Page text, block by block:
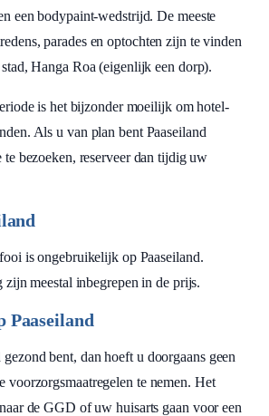
een bodypaint-wedstrijd. De meeste
parades en optochten zijn te vinden
Hanga Roa (eigenlijk een dorp).
is het bijzonder moeilijk om hotel-
Als u van plan bent Paaseiland
te bezoeken, reserveer dan tijdig uw
is ongebruikelijk op Paaseiland.
zijn meestal inbegrepen in de prijs.
Paaseiland
bent, dan hoeft u doorgaans geen
voorzorgsmaatregelen te nemen. Het
de GGD of uw huisarts gaan voor een